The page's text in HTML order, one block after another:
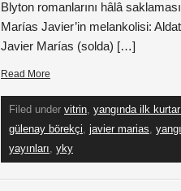
Blyton romanlarını hâlâ
Marías Javier’in melankolisi:
Javier Marías (solda) […]
Read More
Filed under vitrin, yangında ilk
gülenay börekçi, javier marias,
yayınları, yky